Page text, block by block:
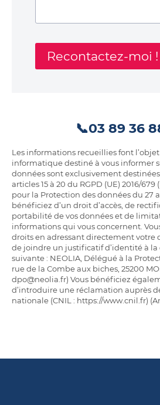
📞03 89 36
Les informations recueillies font
informatique destiné à vous informer
données sont exclusivement
articles 15 à 20 du RGPD (UE) 2016/
pour la Protection des données du 27
bénéficiez d’un droit d’accès, de
portabilité de vos données et de
informations qui vous concernent.
droits en adressant directement votre
de joindre un justificatif d’identité à la
suivante : NEOLIA, Délégué à la
rue de la Combe aux biches, 25200
dpo@neolia.fr) Vous bénéficiez
d’introduire une réclamation auprès
nationale (CNIL : https://www.cnil.fr)